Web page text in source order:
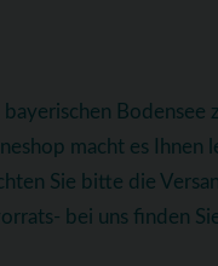
Bodensee
macht es Ihnen
Sie bitte die
bei uns finden